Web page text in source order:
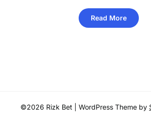
Read More
©2026 Rizk Bet | WordPress Theme by